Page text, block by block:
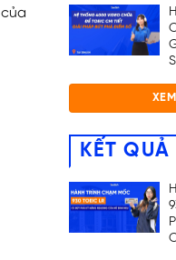
KẾT QUẢ